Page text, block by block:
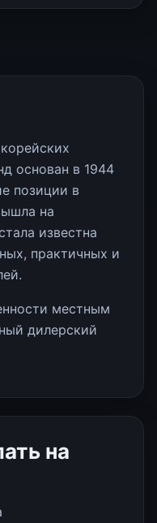
основан в 1944
позиции в
на
известна
практичных и
местным
дилерский
на